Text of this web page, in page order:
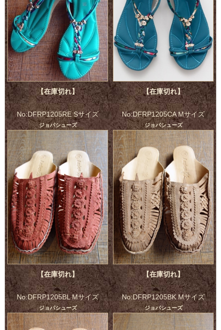
【在庫切れ】 【在庫切れ】
No:DFRP1205RE Sサイズ
ジョパシューズ
【在庫切れ】
No:DFRP1205CA Mサイズ
ジョパシューズ
【在庫切れ】
No:DFRP1205BL Mサイズ
ジョパシューズ
No:DFRP1205BK Mサイズ
ジョパシューズ